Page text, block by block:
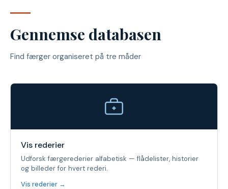
Gennemse databasen
Find færger organiseret på tre måder
Vis rederier
Udforsk færgerederier alfabetisk — flådelister, historier
og billeder for hvert rederi.
Vis rederier →